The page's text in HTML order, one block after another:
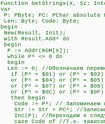
Function GetStrings(X, Sz:
var
P: PByte; PC: PChar absolute
Len: Byte; Code: Byte;
begin
New(Result, Init);
with Result.Add^ do
begin
P := Addr(ROM[X]);
while P^ <> 0 do
begin
Len := 0; //Обозначаем
if (P^ = $01) or (P^ = $02) or
or (P^ = $04) or (P^ = $05) or
or (P^ = $07) or (P^ = $08)
or (P^ = $0C) or (P^ = $0F)
then begin
Code := P^; // Запоминаем
Str := Str + PC^; //
Inc(P); //Переходим к
case Code of //Т.к.